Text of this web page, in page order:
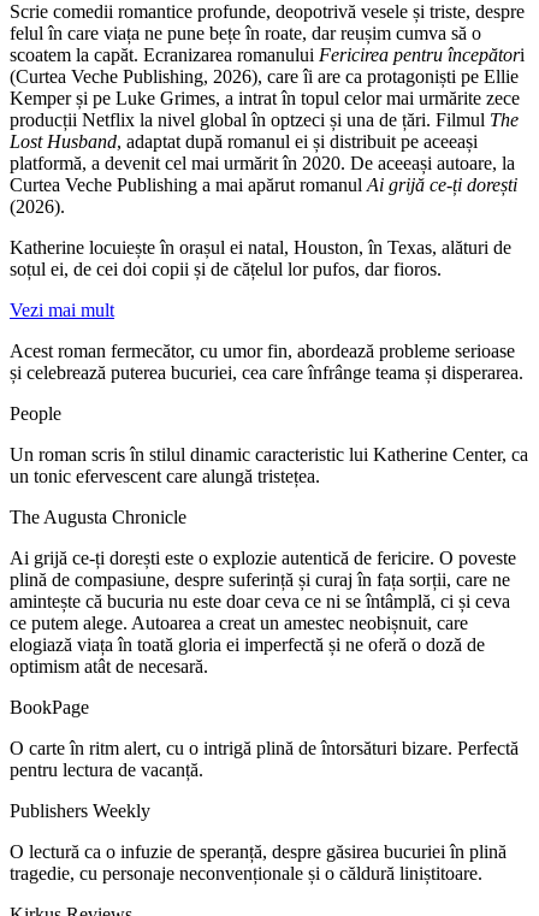
Scrie comedii romantice profunde, deopotrivă vesele și triste, despre
felul în care viața ne pune bețe în roate, dar reușim cumva să o
scoatem la capăt. Ecranizarea romanului Fericirea pentru începători
(Curtea Veche Publishing, 2026), care îi are ca protagoniști pe Ellie
Kemper și pe Luke Grimes, a intrat în topul celor mai urmărite zece
producții Netflix la nivel global în optzeci și una de țări. Filmul The
Lost Husband, adaptat după romanul ei și distribuit pe aceeași
platformă, a devenit cel mai urmărit în 2020. De aceeași autoare, la
Curtea Veche Publishing a mai apărut romanul Ai grijă ce-ți dorești
(2026).
Katherine locuiește în orașul ei natal, Houston, în Texas, alături de
soțul ei, de cei doi copii și de cățelul lor pufos, dar fioros.
Vezi mai mult
Acest roman fermecător, cu umor fin, abordează probleme serioase
și celebrează puterea bucuriei, cea care înfrânge teama și disperarea.
People
Un roman scris în stilul dinamic caracteristic lui Katherine Center, ca
un tonic efervescent care alungă tristețea.
The Augusta Chronicle
Ai grijă ce-ți dorești este o explozie autentică de fericire. O poveste
plină de compasiune, despre suferință și curaj în fața sorții, care ne
amintește că bucuria nu este doar ceva ce ni se întâmplă, ci și ceva
ce putem alege. Autoarea a creat un amestec neobișnuit, care
elogiază viața în toată gloria ei imperfectă și ne oferă o doză de
optimism atât de necesară.
BookPage
O carte în ritm alert, cu o intrigă plină de întorsături bizare. Perfectă
pentru lectura de vacanță.
Publishers Weekly
O lectură ca o infuzie de speranță, despre găsirea bucuriei în plină
tragedie, cu personaje neconvenționale și o căldură liniștitoare.